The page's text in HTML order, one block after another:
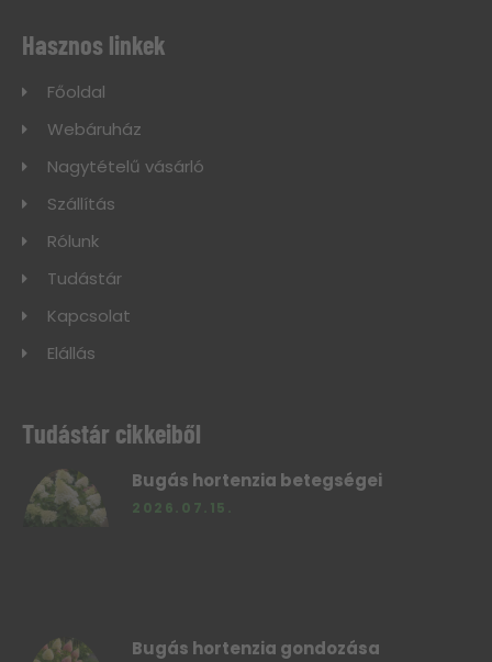
Hasznos linkek
Főoldal
Webáruház
Nagytételű vásárló
Szállítás
Rólunk
Tudástár
Kapcsolat
Elállás
Tudástár cikkeiből
Bugás hortenzia betegségei
2026.07.15.
Bugás hortenzia gondozása